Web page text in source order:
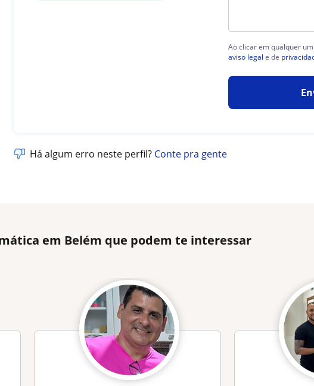
Ao clicar em qualquer
aviso legal e de
Há algum erro neste perfil? Conte pra gente
em Belém que podem te interessar